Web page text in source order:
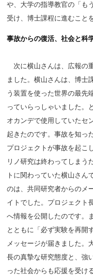
や、大学の指導教官の「も
受け、博士課程に進むこと
事故からの復活、社会と科
次に横山さんは、広報の
ました。横山さんは、博士
う装置を使った世界の最先
っていらっしゃいました。
オカンデで使用していたセ
起きたのです。事故を知っ
プロジェクトが事故を起こ
リノ研究は終わってしまう
トに関わっていた横山さん
のは、共同研究者からのメ
イトでした。プロジェクト
へ情報を公開したのです。
とともに「必ず実験を再開
メッセージが届きました。
長の真摯な研究態度と、強
った社会からも応援を受け